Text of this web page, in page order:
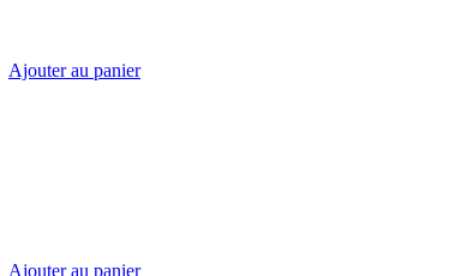
Ajouter au panier
Ajouter au panier